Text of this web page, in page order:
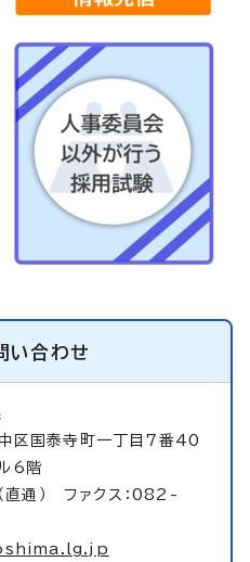
い合わせ
国泰寺町一丁目7番40
6階
通） ファクス：082-